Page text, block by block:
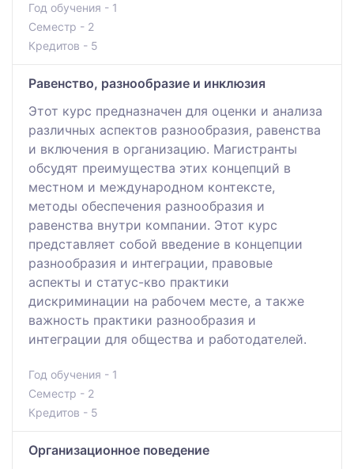
Год обучения - 1
Семестр - 2
Кредитов - 5
Равенство, разнообразие и инклюзия
Этот курс предназначен для оценки и анализа
различных аспектов разнообразия, равенства
и включения в организацию. Магистранты
обсудят преимущества этих концепций в
местном и международном контексте,
методы обеспечения разнообразия и
равенства внутри компании. Этот курс
представляет собой введение в концепции
разнообразия и интеграции, правовые
аспекты и статус-кво практики
дискриминации на рабочем месте, а также
важность практики разнообразия и
интеграции для общества и работодателей.
Год обучения - 1
Семестр - 2
Кредитов - 5
Организационное поведение